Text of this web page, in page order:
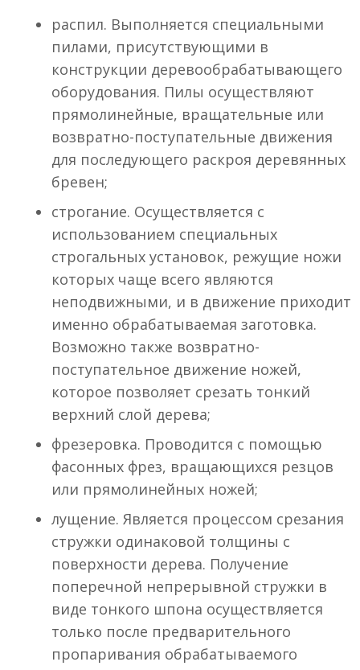
распил. Выполняется специальными
пилами, присутствующими в
конструкции деревообрабатывающего
оборудования. Пилы осуществляют
прямолинейные, вращательные или
возвратно-поступательные движения
для последующего раскроя деревянных
бревен;
строгание. Осуществляется с
использованием специальных
строгальных установок, режущие ножи
которых чаще всего являются
неподвижными, и в движение приходит
именно обрабатываемая заготовка.
Возможно также возвратно-
поступательное движение ножей,
которое позволяет срезать тонкий
верхний слой дерева;
фрезеровка. Проводится с помощью
фасонных фрез, вращающихся резцов
или прямолинейных ножей;
лущение. Является процессом срезания
стружки одинаковой толщины с
поверхности дерева. Получение
поперечной непрерывной стружки в
виде тонкого шпона осуществляется
только после предварительного
пропаривания обрабатываемого